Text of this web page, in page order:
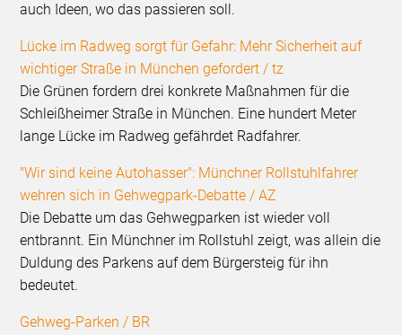
auch Ideen, wo das passieren soll.
Lücke im Radweg sorgt für Gefahr: Mehr Sicherheit auf
wichtiger Straße in München gefordert / tz
Die Grünen fordern drei konkrete Maßnahmen für die
Schleißheimer Straße in München. Eine hundert Meter
lange Lücke im Radweg gefährdet Radfahrer.
"Wir sind keine Autohasser": Münchner Rollstuhlfahrer
wehren sich in Gehwegpark-Debatte / AZ
Die Debatte um das Gehwegparken ist wieder voll
entbrannt. Ein Münchner im Rollstuhl zeigt, was allein die
Duldung des Parkens auf dem Bürgersteig für ihn
bedeutet.
Gehweg-Parken / BR